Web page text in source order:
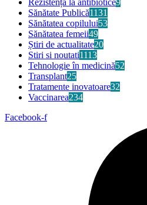
Sănătate Publică1131
Sănătatea copilului53
Sănătatea femeii49
Știri de actualitate20
Stiri si noutati1113
Tehnologie în medicină52
Transplant25
Tratamente inovatoare32
Vaccinarea234
Facebook-f